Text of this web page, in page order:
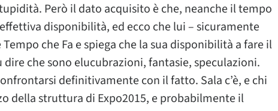
Però il dato acquisito è che, neanche il tempo
disponibilità, ed ecco che lui – sicuramente
che Fa e spiega che la sua disponibilità a fare il
dire che sono elucubrazioni, fantasie, speculazioni.
definitivamente con il fatto. Sala c’è, e chi
della struttura di Expo2015, e probabilmente il